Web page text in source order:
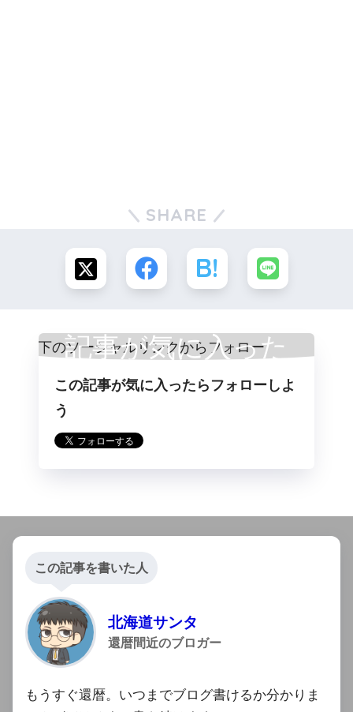
SHARE
記事が気に入った
らフォロー
この記事が気に入ったらフォローしよ
う
この記事を書いた人
北海道サンタ
還暦間近のブロガー
もうすぐ還暦。いつまでブログ書けるか分かりま